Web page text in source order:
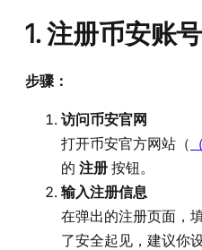
1. 注册币安账号
步骤：
访问币安官网
打开币安官方网站（
的 注册 按钮。
输入注册信息
在弹出的注册页面，
了安全起见，建议你